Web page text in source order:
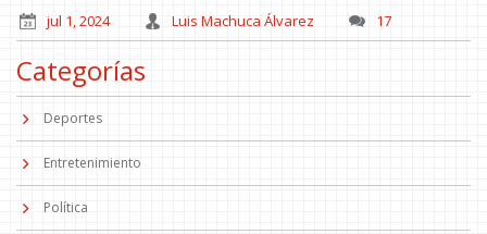
jul 1, 2024 Luis Machuca Álvarez 17
Categorías
Deportes
Entretenimiento
Política